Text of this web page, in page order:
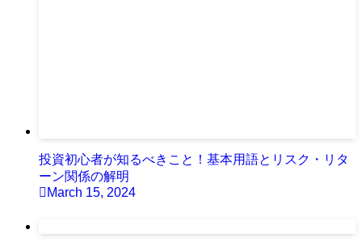
投資初心者が知るべきこと！基本用語とリスク・リタ
ーン関係の解明
March 15, 2024